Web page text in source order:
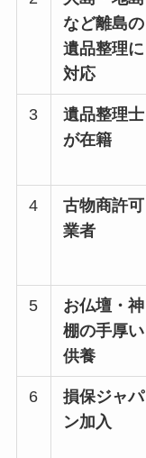
など離島の
遺品整理に
対応
3
遺品整理士
が在籍
4
古物商許可
業者
5
お仏壇・神
棚の手厚い
供養
6
損保ジャパ
ン加入